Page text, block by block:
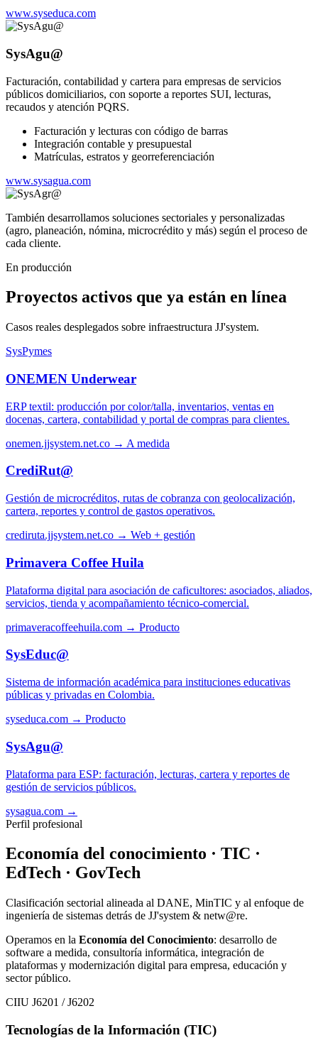
www.syseduca.com
SysAgu@
Facturación, contabilidad y cartera para empresas de servicios
públicos domiciliarios, con soporte a reportes SUI, lecturas,
recaudos y atención PQRS.
Facturación y lecturas con código de barras
Integración contable y presupuestal
Matrículas, estratos y georreferenciación
www.sysagua.com
También desarrollamos soluciones sectoriales y personalizadas
(agro, planeación, nómina, microcrédito y más) según el proceso de
cada cliente.
En producción
Proyectos activos que ya están en línea
Casos reales desplegados sobre infraestructura JJ'system.
SysPymes
ONEMEN Underwear
ERP textil: producción por color/talla, inventarios, ventas en
docenas, cartera, contabilidad y portal de compras para clientes.
onemen.jjsystem.net.co → A medida
CrediRut@
Gestión de microcréditos, rutas de cobranza con geolocalización,
cartera, reportes y control de gastos operativos.
crediruta.jjsystem.net.co → Web + gestión
Primavera Coffee Huila
Plataforma digital para asociación de caficultores: asociados, aliados,
servicios, tienda y acompañamiento técnico-comercial.
primaveracoffeehuila.com → Producto
SysEduc@
Sistema de información académica para instituciones educativas
públicas y privadas en Colombia.
syseduca.com → Producto
SysAgu@
Plataforma para ESP: facturación, lecturas, cartera y reportes de
gestión de servicios públicos.
sysagua.com →
Perfil profesional
Economía del conocimiento · TIC ·
EdTech · GovTech
Clasificación sectorial alineada al DANE, MinTIC y al enfoque de
ingeniería de sistemas detrás de JJ'system & netw@re.
Operamos en la Economía del Conocimiento: desarrollo de
software a medida, consultoría informática, integración de
plataformas y modernización digital para empresa, educación y
sector público.
CIIU J6201 / J6202
Tecnologías de la Información (TIC)